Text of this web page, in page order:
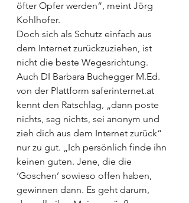
öfter Opfer werden“, meint Jörg
Kohlhofer.
Doch sich als Schutz einfach aus
dem Internet zurückzuziehen, ist
nicht die beste Wegesrichtung.
Auch DI Barbara Buchegger M.Ed.
von der Plattform saferinternet.at
kennt den Ratschlag, „dann poste
nichts, sag nichts, sei anonym und
zieh dich aus dem Internet zurück“
nur zu gut. „Ich persönlich finde ihn
keinen guten. Jene, die die
‘Goschen’ sowieso offen haben,
gewinnen dann. Es geht darum,